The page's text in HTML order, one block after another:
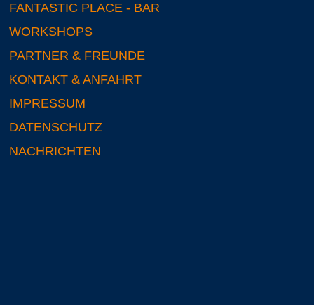
FANTASTIC PLACE - BAR
WORKSHOPS
PARTNER & FREUNDE
KONTAKT & ANFAHRT
IMPRESSUM
DATENSCHUTZ
NACHRICHTEN